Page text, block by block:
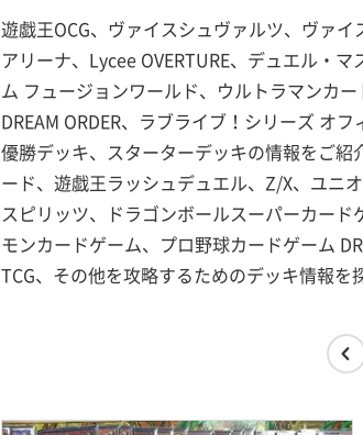
遊戯王OCG、ヴァイスシュヴァルツ、ヴァ
アリーナ、Lycee OVERTURE、デュエル・
ム フュージョンワールド、ウルトラマンカ
DREAM ORDER、ラブライブ！シリーズ オ
優勝デッキ、スターターデッキの情報をご
ード、遊戯王ラッシュデュエル、Z/X、ユニ
スピリッツ、ドラゴンボールスーパーカー
モンカードゲーム、プロ野球カードゲーム
TCG、その他を攻略するためのデッキ情報を